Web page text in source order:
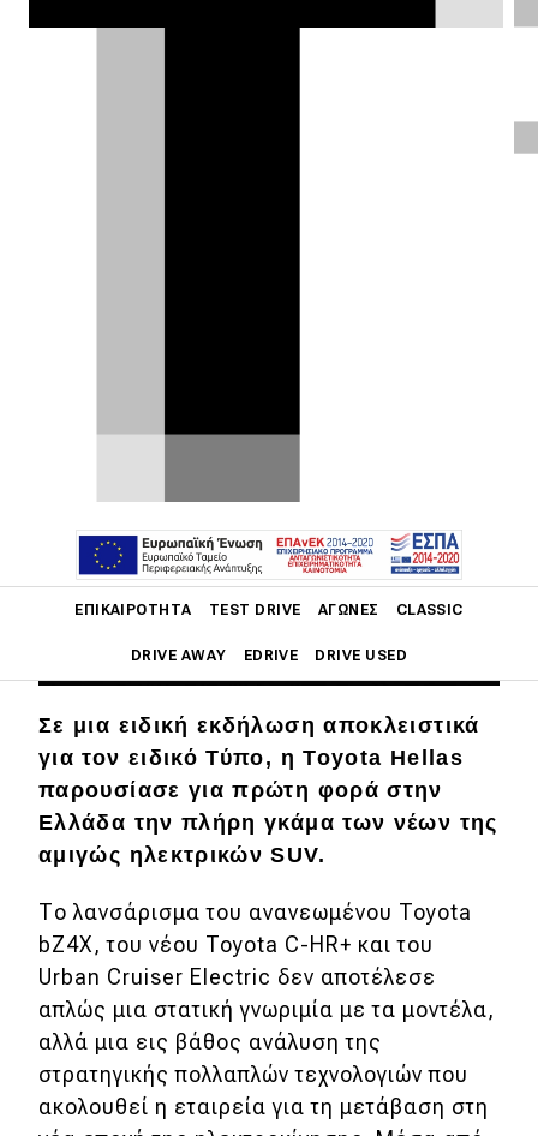
ΕΠΙΚΑΙΡΌΤΗΤΑ TEST DRIVE ΑΓΏΝΕΣ CLASSIC
DRIVE AWAY EDRIVE DRIVE USED
Main navigation
Επικαιρότητα
Νέα μοντέλα
Πρωτότυπα
Κόσμος
Τεχνολογία
Ασφάλεια
Αγορά
Απόψεις
επόμενο βήμα στη στρατηγική
Σε μια ειδική εκδήλωση αποκλειστικά
για τον ειδικό Τύπο, η Toyota Hellas
παρουσίασε για πρώτη φορά στην
Ελλάδα την πλήρη γκάμα των νέων της
αμιγώς ηλεκτρικών SUV.
Το λανσάρισμα του ανανεωμένου Toyota
bZ4X, του νέου Toyota C-HR+ και του
Urban Cruiser Electric δεν αποτέλεσε
απλώς μια στατική γνωριμία με τα μοντέλα,
αλλά μια εις βάθος ανάλυση της
στρατηγικής πολλαπλών τεχνολογιών που
ακολουθεί η εταιρεία για τη μετάβαση στη